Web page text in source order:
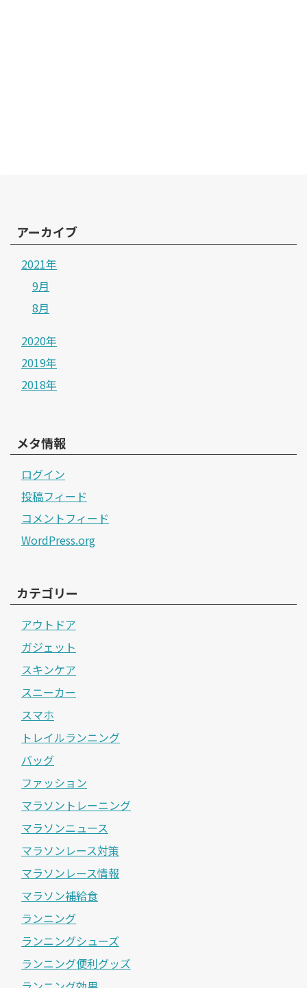
アーカイブ
2021年
9月
8月
2020年
2019年
2018年
メタ情報
ログイン
投稿フィード
コメントフィード
WordPress.org
カテゴリー
アウトドア
ガジェット
スキンケア
スニーカー
スマホ
トレイルランニング
バッグ
ファッション
マラソントレーニング
マラソンニュース
マラソンレース対策
マラソンレース情報
マラソン補給食
ランニング
ランニングシューズ
ランニング便利グッズ